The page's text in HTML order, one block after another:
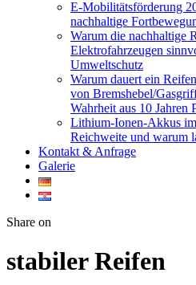
E-Mobilitätsförderung
nachhaltige
Warum die nachhaltige
Elektrofahrzeugen
Umweltschutz
Warum dauert ein
von Bremshebel/
Wahrheit aus 10 Jahren
Lithium-Ionen-Akkus
Reichweite und warum
Kontakt & Anfrage
Galerie
Share on
stabiler Reifen